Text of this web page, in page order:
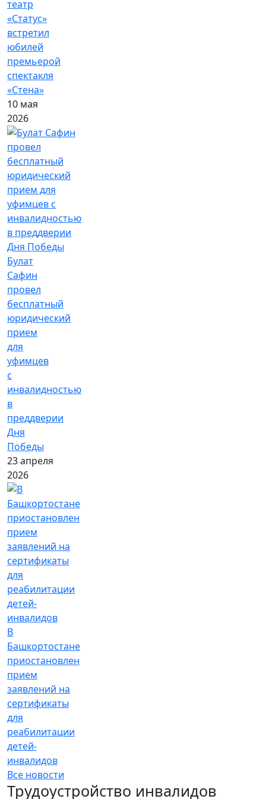
театр
«Статус»
встретил
юбилей
премьерой
спектакля
«Стена»
10 мая
2026
Булат
Сафин
провел
бесплатный
юридический
прием
для
уфимцев
с
инвалидностью
в
преддверии
Дня
Победы
23 апреля
2026
В
Башкортостане
приостановлен
прием
заявлений на
сертификаты
для
реабилитации
детей-
инвалидов
Все новости
Трудоустройство инвалидов